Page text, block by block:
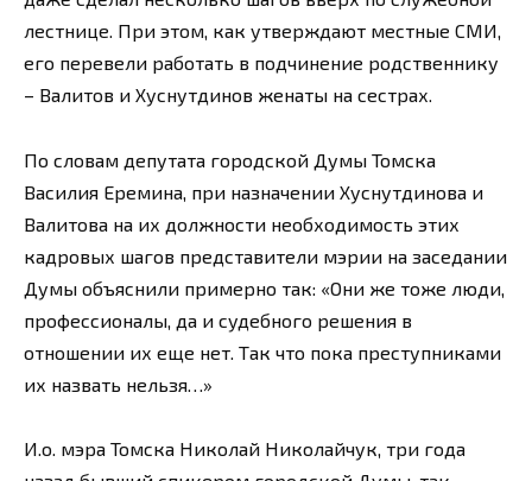
лестнице. При этом, как утверждают местные СМИ,
его перевели работать в подчинение родственнику
– Валитов и Хуснутдинов женаты на сестрах.
По словам депутата городской Думы Томска
Василия Еремина, при назначении Хуснутдинова и
Валитова на их должности необходимость этих
кадровых шагов представители мэрии на заседании
Думы объяснили примерно так: «Они же тоже люди,
профессионалы, да и судебного решения в
отношении их еще нет. Так что пока преступниками
их назвать нельзя…»
И.о. мэра Томска Николай Николайчук, три года